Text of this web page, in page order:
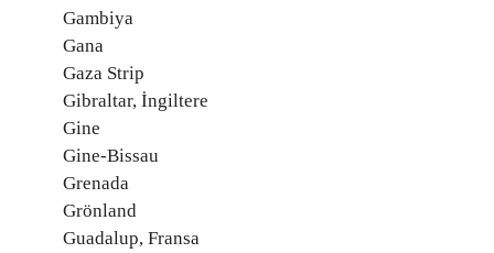
Gambiya
Gana
Gaza Strip
Gibraltar, İngiltere
Gine
Gine-Bissau
Grenada
Grönland
Guadalup, Fransa